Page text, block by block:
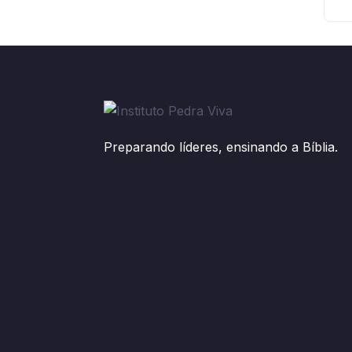
Preparando líderes, ensinando a Bíblia.